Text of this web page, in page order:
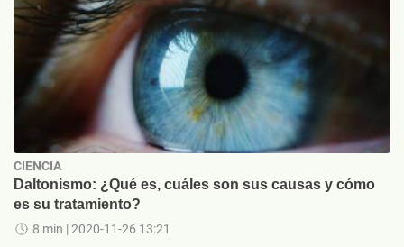
CIENCIA
Daltonismo: ¿Qué es, cuáles son sus causas y cómo
es su tratamiento?
8 min | 2020-11-26 13:21